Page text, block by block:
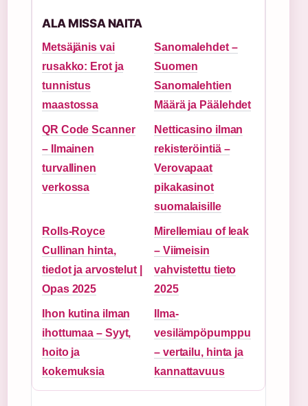
ALA MISSA NAITA
Metsäjänis vai
rusakko: Erot ja
tunnistus
maastossa
Sanomalehdet –
Suomen
Sanomalehtien
Määrä ja Päälehdet
QR Code Scanner
– Ilmainen
turvallinen
verkossa
Netticasino ilman
rekisteröintiä –
Verovapaat
pikakasinot
suomalaisille
Rolls-Royce
Cullinan hinta,
tiedot ja arvostelut |
Opas 2025
Mirellemiau of leak
– Viimeisin
vahvistettu tieto
2025
Ihon kutina ilman
ihottumaa – Syyt,
hoito ja
kokemuksia
Ilma-
vesilämpöpumppu
– vertailu, hinta ja
kannattavuus